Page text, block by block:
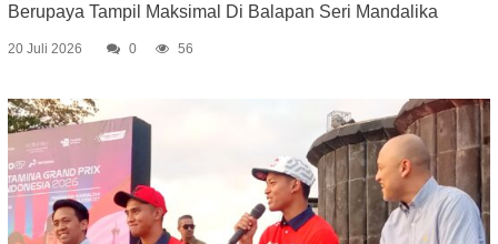
Berupaya Tampil Maksimal Di Balapan Seri Mandalika
20 Juli 2026 0 56